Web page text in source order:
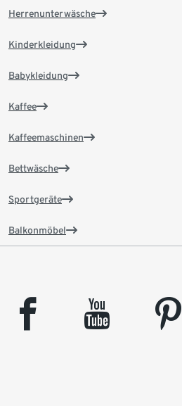
Herrenunterwäsche
Kinderkleidung
Babykleidung
Kaffee
Kaffeemaschinen
Bettwäsche
Sportgeräte
Balkonmöbel
facebook youtube pinterest